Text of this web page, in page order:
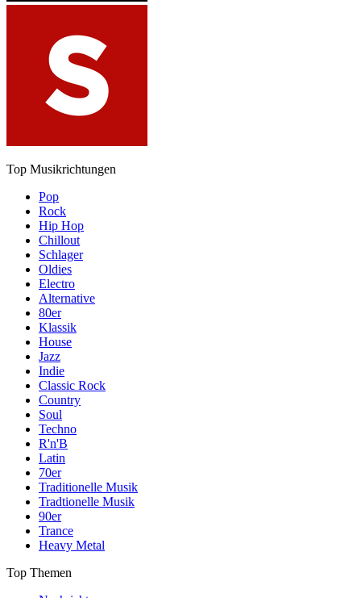
Top Musikrichtungen
Pop
Rock
Hip Hop
Chillout
Schlager
Oldies
Electro
Alternative
80er
Klassik
House
Jazz
Indie
Classic Rock
Country
Soul
Techno
R'n'B
Latin
70er
Traditionelle Musik
Tradtionelle Musik
90er
Trance
Heavy Metal
Top Themen